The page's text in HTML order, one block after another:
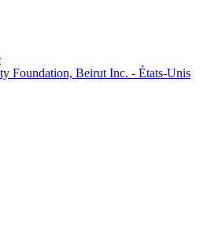
Foundation, Beirut Inc. - États-Unis